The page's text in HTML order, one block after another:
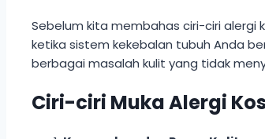
Sebelum kita membahas ciri-ciri alergi
ketika sistem kekebalan tubuh Anda
berbagai masalah kulit yang tidak
Ciri-ciri Muka Alergi